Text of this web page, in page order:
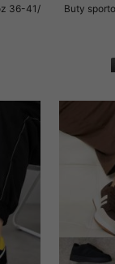
36-41/
Buty